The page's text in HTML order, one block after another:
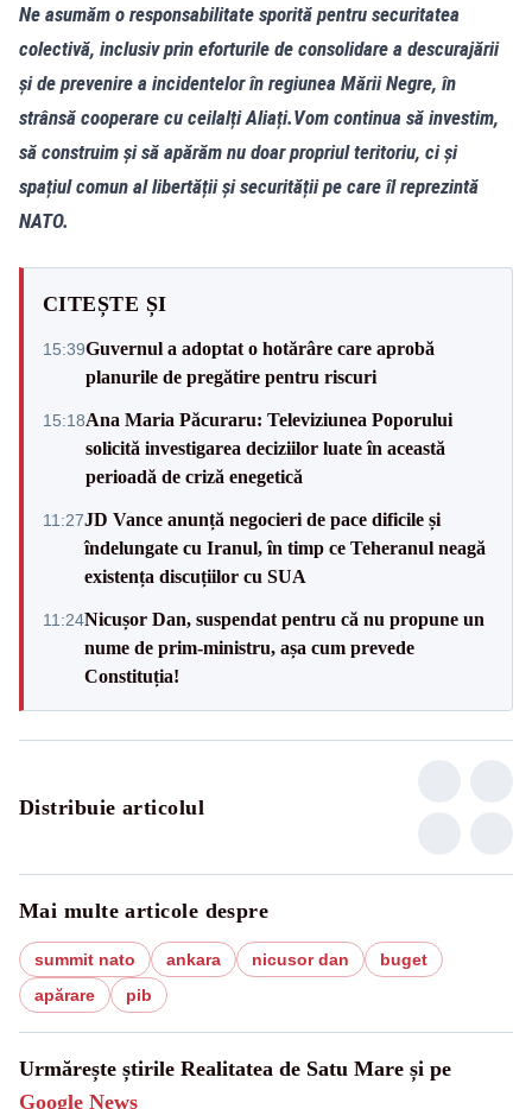
Ne asumăm o responsabilitate sporită pentru securitatea
colectivă, inclusiv prin eforturile de consolidare a descurajării
și de prevenire a incidentelor în regiunea Mării Negre, în
strânsă cooperare cu ceilalți Aliați.Vom continua să investim,
să construim și să apărăm nu doar propriul teritoriu, ci și
spațiul comun al libertății și securității pe care îl reprezintă
NATO.
CITEȘTE ȘI
15:39Guvernul a adoptat o hotărâre care aprobă
planurile de pregătire pentru riscuri
15:18Ana Maria Păcuraru: Televiziunea Poporului
solicită investigarea deciziilor luate în această
perioadă de criză enegetică
11:27JD Vance anunță negocieri de pace dificile și
îndelungate cu Iranul, în timp ce Teheranul neagă
existența discuțiilor cu SUA
11:24Nicușor Dan, suspendat pentru că nu propune un
nume de prim-ministru, așa cum prevede
Constituția!
Distribuie articolul
Mai multe articole despre
summit nato ankara nicusor dan
buget
apărare
pib
Urmărește știrile Realitatea de Satu Mare și pe
Google News